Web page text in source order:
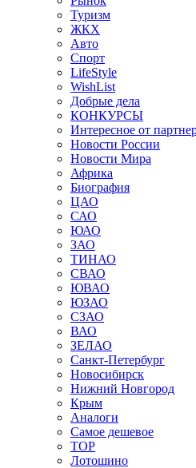
Туризм
ЖКХ
Авто
Спорт
LifeStyle
WishList
Добрые дела
КОНКУРСЫ
Интересное от
Новости России
Новости Мира
Африка
Биография
ЦАО
САО
ЮАО
ЗАО
ТИНАО
СВАО
ЮВАО
ЮЗАО
СЗАО
ВАО
ЗЕЛАО
Санкт-Петербург
Новосибирск
Нижний Новгород
Крым
Аналоги
Самое дешевое
TOP
Лотошино